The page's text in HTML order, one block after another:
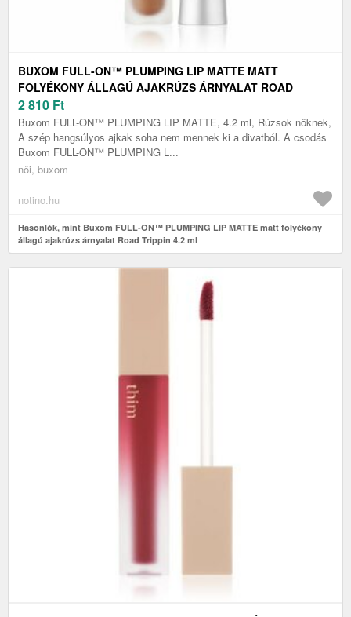
BUXOM FULL-ON™ PLUMPING LIP MATTE MATT
FOLYÉKONY ÁLLAGÚ AJAKRÚZS ÁRNYALAT ROAD
TRIPPIN 4.2 ML
2 810 Ft
Buxom FULL-ON™ PLUMPING LIP MATTE, 4.2 ml, Rúzsok nőknek,
A szép hangsúlyos ajkak soha nem mennek ki a divatból. A csodás
Buxom FULL-ON™ PLUMPING L...
női, buxom
notino.hu
Hasonlók, mint Buxom FULL-ON™ PLUMPING LIP MATTE matt folyékony
állagú ajakrúzs árnyalat Road Trippin 4.2 ml